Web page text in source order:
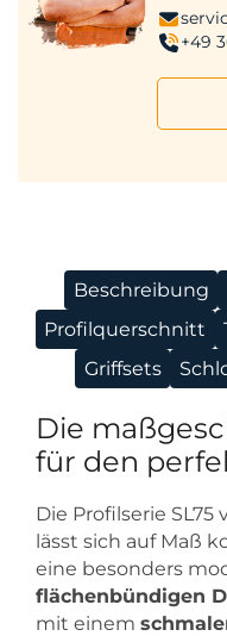
+49
Beschreibung
Profilquerschnitt
Griffsets
Die
für den
Die Profilserie
lässt sich auf Maß
eine besonders
flächenbündigen
mit einem